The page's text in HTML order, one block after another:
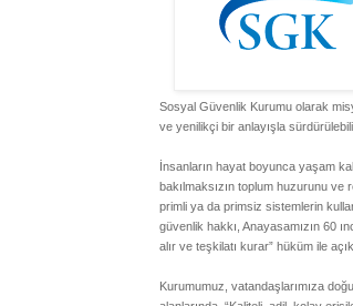
Sosyal Güvenlik Kurumu olarak
ve yenilikçi bir anlayışla
İnsanların hayat boyunca yaşam
bakılmaksızın toplum huzurunu ve
primli ya da primsiz sistemlerin
güvenlik hakkı, Anayasamızın 60
alır ve teşkilatı kurar” hüküm ile
Kurumumuz, vatandaşlarımıza